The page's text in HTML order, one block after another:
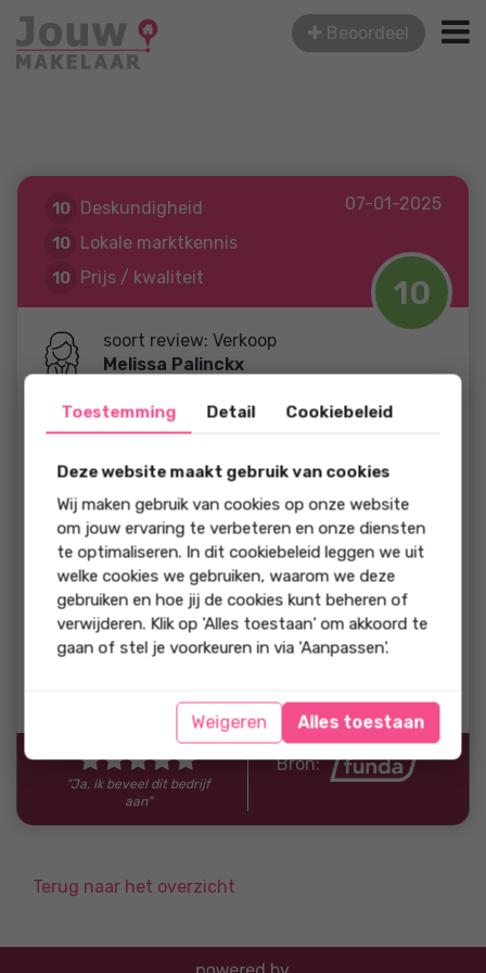
Beoordeel
07-01-2025
10
10 Deskundigheid
10 Lokale marktkennis
10 Prijs / kwaliteit
10 Service en begeleiding
soort review: Verkoop
Melissa Palinckx
W.H. Bollaertstraat 6
beoordeling:
Heel fijn contact. Hele korte lijnen. Zeer deskundig, geeft
goed advies en legt alles duidelijk uit. Kortom uitstekend
advies, top begeleiding bij de verkoop van mijn woning.
reactie
Heel erg bedankt voor deze mooie review!
"Ja, ik beveel dit bedrijf
aan"
Bron:
Terug naar het overzicht
Toestemming Detail Cookiebeleid
Deze website maakt gebruik van cookies
Wij maken gebruik van cookies op onze website
om jouw ervaring te verbeteren en onze diensten
te optimaliseren. In dit cookiebeleid leggen we uit
welke cookies we gebruiken, waarom we deze
gebruiken en hoe jij de cookies kunt beheren of
verwijderen. Klik op 'Alles toestaan' om akkoord te
gaan of stel je voorkeuren in via 'Aanpassen'.
Weigeren Alles toestaan